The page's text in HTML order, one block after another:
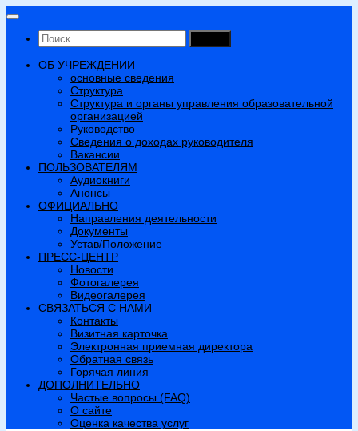
Перейти
содержимому
Найти:
ОБ УЧРЕЖДЕНИИ
основные сведения
Структура
Структура и органы управления образовательной
организацией
Руководство
Сведения о доходах руководителя
Вакансии
ПОЛЬЗОВАТЕЛЯМ
Аудиокниги
Анонсы
ОФИЦИАЛЬНО
Направления деятельности
Документы
Устав/Положение
ПРЕСС-ЦЕНТР
Новости
Фотогалерея
Видеогалерея
СВЯЗАТЬСЯ С НАМИ
Контакты
Визитная карточка
Электронная приемная директора
Обратная связь
Горячая линия
ДОПОЛНИТЕЛЬНО
Частые вопросы (FAQ)
О сайте
Оценка качества услуг